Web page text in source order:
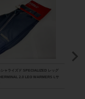
シャライズド SPECIALIZED レッグ
2.0 LEG WARMERS Lサ